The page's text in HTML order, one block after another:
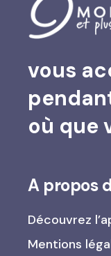
vous
où que
A propos
Découvrez
Mentions